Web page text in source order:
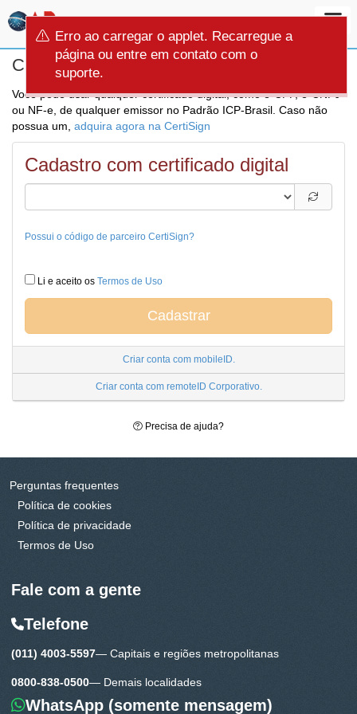
Cadastre-se agora
Você pode usar qualquer certificado digital, como e-CPF, e-CNPJ
ou NF-e, de qualquer emissor no Padrão ICP-Brasil. Caso não
possua um, adquira agora na CertiSign
Cadastro com certificado digital
Possui o código de parceiro CertiSign?
Li e aceito os Termos de Uso
Cadastrar
Criar conta com mobileID.
Criar conta com remoteID Corporativo.
Precisa de ajuda?
Perguntas frequentes
Política de cookies
Política de privacidade
Termos de Uso
Fale com a gente
Telefone
(011) 4003-5597— Capitais e regiões metropolitanas
0800-838-0500— Demais localidades
WhatsApp (somente mensagem)
Erro ao carregar o applet. Recarregue a
página ou entre em contato com o
suporte.